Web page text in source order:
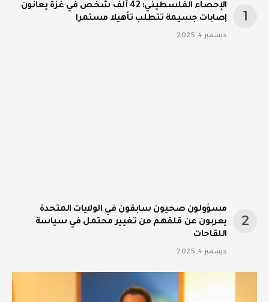
الإحصاء الفلسطيني: 42 ألف شخص في غزة يعانون
إصابات جسيمة تتطلب تأهيلا مستمرا
ديسمبر 4, 2025
مسؤولون صحيون سابقون في الولايات المتحدة
يعربون عن قلقهم من تغيير محتمل في سياسة
اللقاحات
ديسمبر 4, 2025